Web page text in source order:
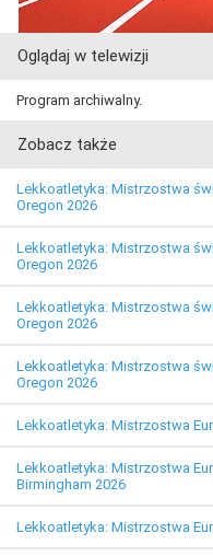
Oglądaj w telewizji
Program archiwalny.
Zobacz także
Lekkoatletyka: Mistrzostwa
Oregon 2026
Lekkoatletyka: Mistrzostwa
Oregon 2026
Lekkoatletyka: Mistrzostwa
Oregon 2026
Lekkoatletyka: Mistrzostwa
Oregon 2026
Lekkoatletyka: Mistrzostwa
Lekkoatletyka: Mistrzostwa
Birmingham 2026
Lekkoatletyka: Mistrzostwa